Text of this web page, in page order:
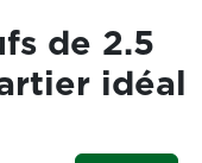
de 2.5
idéal